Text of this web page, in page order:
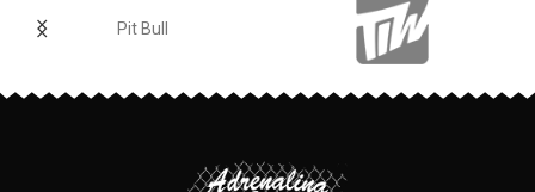
sitodruku przez co są bardzo
trwałe
Pit Bull